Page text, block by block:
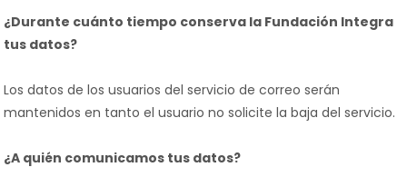
¿Durante cuánto tiempo conserva la Fundación Integra
tus datos?
Los datos de los usuarios del servicio de correo serán
mantenidos en tanto el usuario no solicite la baja del servicio.
¿A quién comunicamos tus datos?